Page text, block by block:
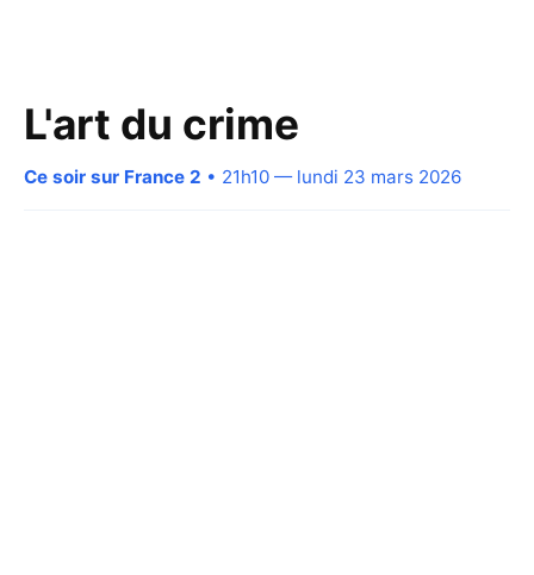
L'art du crime
Ce soir sur France 2 • 21h10 — lundi 23 mars 2026